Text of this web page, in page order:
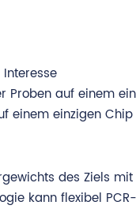
Interesse
Proben auf einem
einem einzigen
des Ziels
kann flexibel